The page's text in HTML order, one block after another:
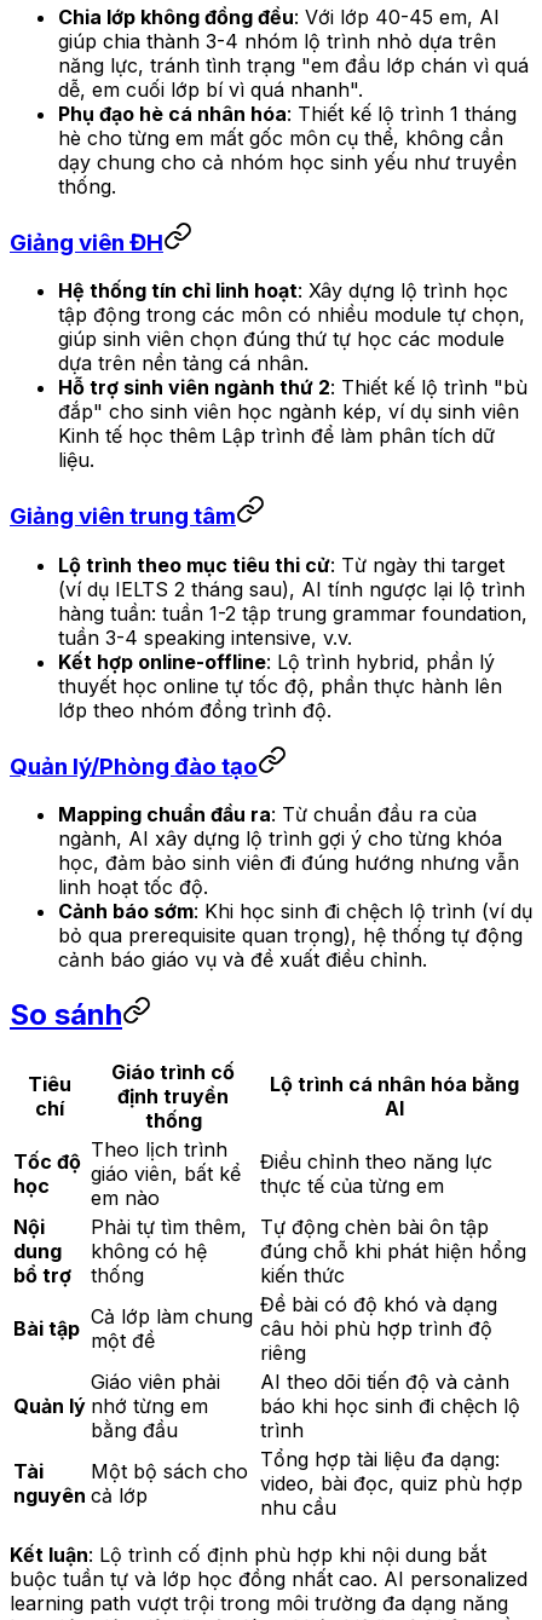
Chia lớp không đồng đều: Với lớp 40-45 em, AI
giúp chia thành 3-4 nhóm lộ trình nhỏ dựa trên
năng lực, tránh tình trạng "em đầu lớp chán vì quá
dễ, em cuối lớp bí vì quá nhanh".
Phụ đạo hè cá nhân hóa: Thiết kế lộ trình 1 tháng
hè cho từng em mất gốc môn cụ thể, không cần
dạy chung cho cả nhóm học sinh yếu như truyền
thống.
Giảng viên ĐH
Hệ thống tín chỉ linh hoạt: Xây dựng lộ trình học
tập động trong các môn có nhiều module tự chọn,
giúp sinh viên chọn đúng thứ tự học các module
dựa trên nền tảng cá nhân.
Hỗ trợ sinh viên ngành thứ 2: Thiết kế lộ trình "bù
đắp" cho sinh viên học ngành kép, ví dụ sinh viên
Kinh tế học thêm Lập trình để làm phân tích dữ
liệu.
Giảng viên trung tâm
Lộ trình theo mục tiêu thi cử: Từ ngày thi target
(ví dụ IELTS 2 tháng sau), AI tính ngược lại lộ trình
hàng tuần: tuần 1-2 tập trung grammar foundation,
tuần 3-4 speaking intensive, v.v.
Kết hợp online-offline: Lộ trình hybrid, phần lý
thuyết học online tự tốc độ, phần thực hành lên
lớp theo nhóm đồng trình độ.
Quản lý/Phòng đào tạo
Mapping chuẩn đầu ra: Từ chuẩn đầu ra của
ngành, AI xây dựng lộ trình gợi ý cho từng khóa
học, đảm bảo sinh viên đi đúng hướng nhưng vẫn
linh hoạt tốc độ.
Cảnh báo sớm: Khi học sinh đi chệch lộ trình (ví dụ
bỏ qua prerequisite quan trọng), hệ thống tự động
cảnh báo giáo vụ và đề xuất điều chỉnh.
So sánh
Tiêu
chí
Giáo trình cố
định truyền
thống
Lộ trình cá nhân hóa bằng
AI
Tốc độ
học
Theo lịch trình
giáo viên, bất kể
em nào
Điều chỉnh theo năng lực
thực tế của từng em
Nội
dung
bổ trợ
Phải tự tìm thêm,
không có hệ
thống
Tự động chèn bài ôn tập
đúng chỗ khi phát hiện hổng
kiến thức
Bài tập Cả lớp làm chung
một đề
Đề bài có độ khó và dạng
câu hỏi phù hợp trình độ
riêng
Quản lý
Giáo viên phải
nhớ từng em
bằng đầu
AI theo dõi tiến độ và cảnh
báo khi học sinh đi chệch lộ
trình
Tài
nguyên
Một bộ sách cho
cả lớp
Tổng hợp tài liệu đa dạng:
video, bài đọc, quiz phù hợp
nhu cầu
Kết luận: Lộ trình cố định phù hợp khi nội dung bắt
buộc tuần tự và lớp học đồng nhất cao. AI personalized
learning path vượt trội trong môi trường đa dạng năng